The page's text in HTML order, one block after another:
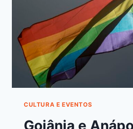
CULTURA E EVENTOS
Goiânia e